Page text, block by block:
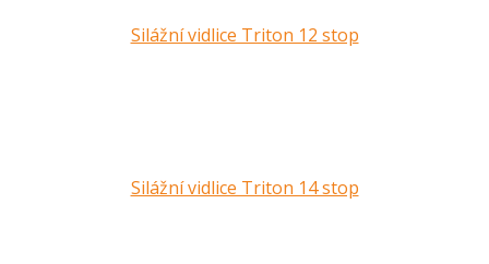
Silážní vidlice Triton 12 stop
Silážní vidlice Triton 14 stop